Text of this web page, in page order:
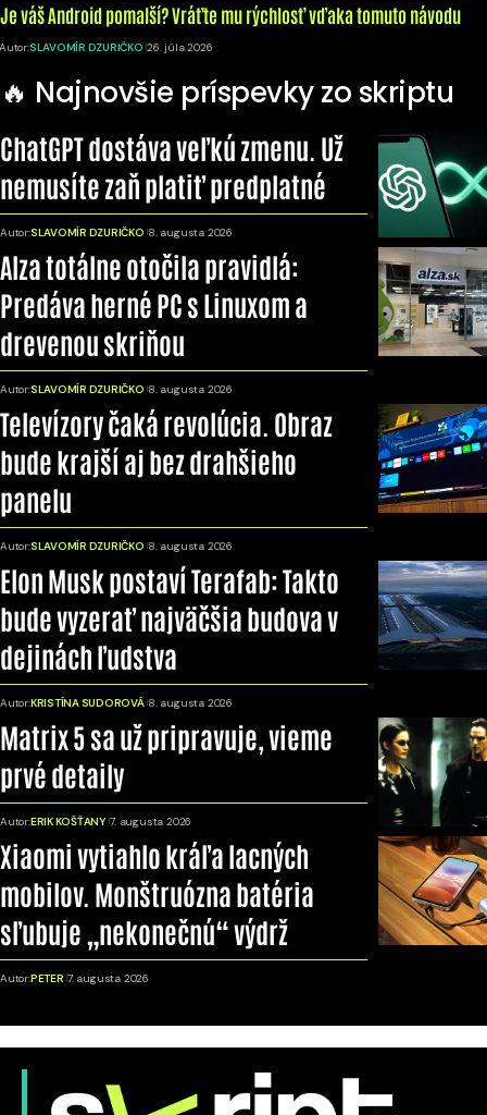
Je váš Android pomalší? Vráťte mu rýchlosť vďaka tomuto návodu
Autor:SLAVOMÍR DZURIČKO 26. júla 2026
🔥 Najnovšie príspevky zo skriptu
ChatGPT dostáva veľkú zmenu. Už
nemusíte zaň platiť predplatné
Autor:SLAVOMÍR DZURIČKO 8. augusta 2026
Alza totálne otočila pravidlá:
Predáva herné PC s Linuxom a
drevenou skriňou
Autor:SLAVOMÍR DZURIČKO 8. augusta 2026
Televízory čaká revolúcia. Obraz
bude krajší aj bez drahšieho
panelu
Autor:SLAVOMÍR DZURIČKO 8. augusta 2026
Elon Musk postaví Terafab: Takto
bude vyzerať najväčšia budova v
dejinách ľudstva
Autor:KRISTÍNA SUDOROVÁ 8. augusta 2026
Matrix 5 sa už pripravuje, vieme
prvé detaily
Autor:ERIK KOŠŤANY 7. augusta 2026
Xiaomi vytiahlo kráľa lacných
mobilov. Monštruózna batéria
sľubuje „nekonečnú“ výdrž
Autor:PETER 7. augusta 2026